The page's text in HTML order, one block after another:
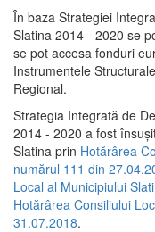
În baza Strategiei
Slatina 2014 - 2020 se
se pot accesa fonduri
Instrumentele
Regional.
Strategia Integrată de
2014 - 2020 a fost
Slatina prin Hotărârea
numărul 111 din
Local al Municipiului
Hotărârea Consiliului
31.07.2018.